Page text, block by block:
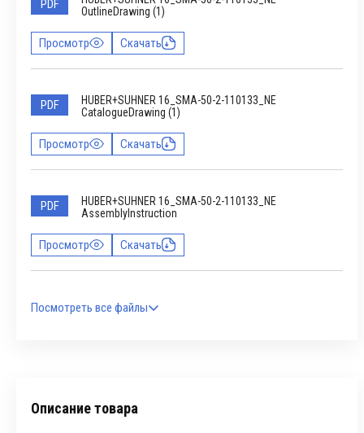
PDF
OutlineDrawing (1)
Просмотр Скачать
PDF
HUBER+SUHNER 16_SMA-50-2-110133_NE
CatalogueDrawing (1)
Просмотр Скачать
PDF
HUBER+SUHNER 16_SMA-50-2-110133_NE
AssemblyInstruction
Просмотр Скачать
Посмотреть все файлы
Описание товара